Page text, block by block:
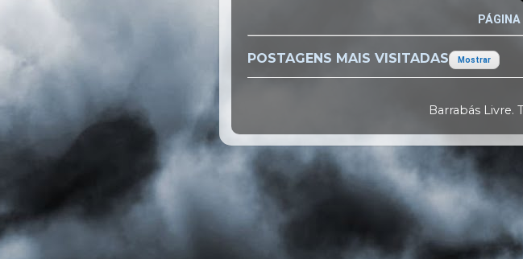
POSTAGENS MAIS VISITADAS Mostrar
Barrabás Livre.